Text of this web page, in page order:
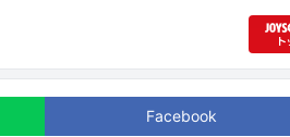
Facebook